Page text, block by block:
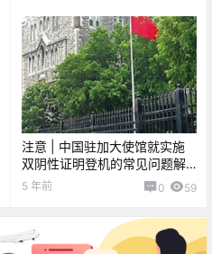
注意 | 中国驻加大使馆就实施
双阴性证明登机的常见问题解
答
5 年前 0 59